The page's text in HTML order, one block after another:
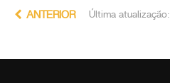
Última
ANTERIOR